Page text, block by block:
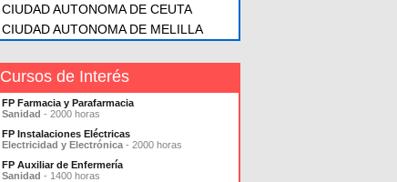
CIUDAD AUTONOMA DE CEUTA
CIUDAD AUTONOMA DE MELILLA
Cursos de Interés
FP Farmacia y Parafarmacia
Sanidad - 2000 horas
FP Instalaciones Eléctricas
Electricidad y Electrónica - 2000 horas
FP Auxiliar de Enfermería
Sanidad - 1400 horas